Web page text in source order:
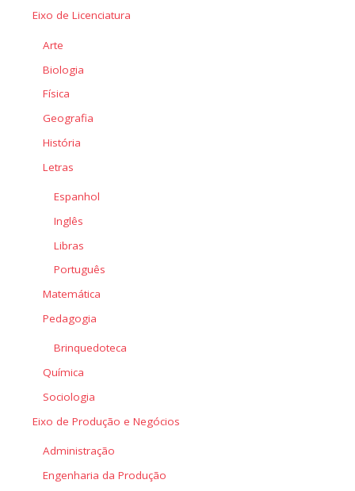
Eixo de Licenciatura
Arte
Biologia
Física
Geografia
História
Letras
Espanhol
Inglês
Libras
Português
Matemática
Pedagogia
Brinquedoteca
Química
Sociologia
Eixo de Produção e Negócios
Administração
Engenharia da Produção